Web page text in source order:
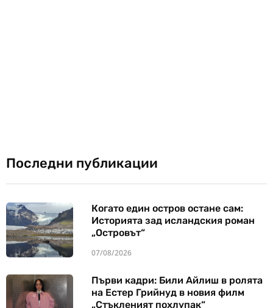
Последни публикации
Когато един остров остане сам:
Историята зад исландския роман
„Островът“
07/08/2026
Първи кадри: Били Айлиш в ролята
на Естер Грийнуд в новия филм
„Стъкленият похлупак“